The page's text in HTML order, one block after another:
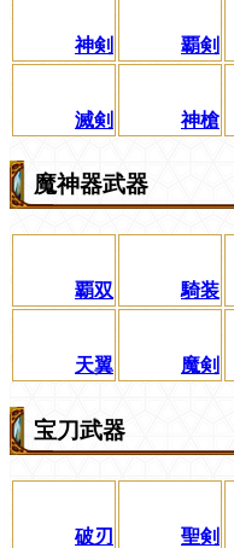
神剣 覇剣
滅剣 神槍
魔神器武器
覇双 騎装
天翼 魔剣
宝刀武器
破刃 聖剣